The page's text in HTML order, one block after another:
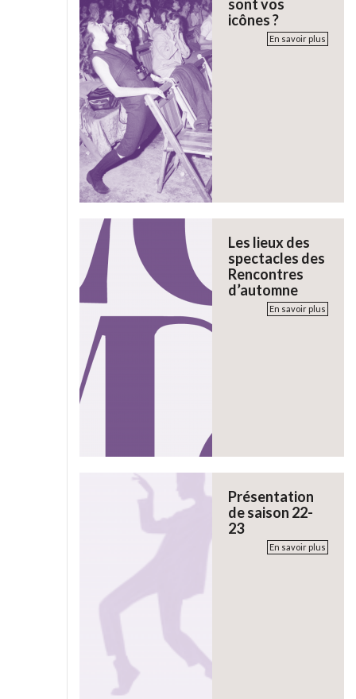
sont vos
icônes ?
En savoir plus
Les lieux des
spectacles des
Rencontres
d’automne
En savoir plus
Présentation
de saison 22-
23
En savoir plus